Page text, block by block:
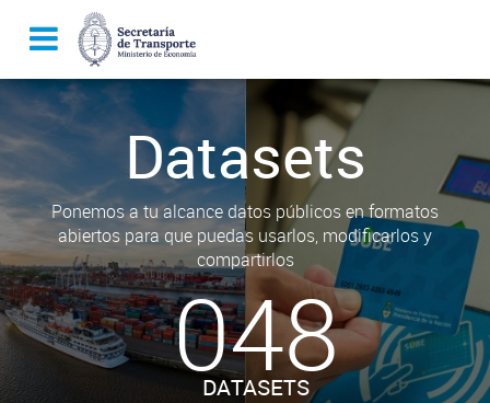
Datasets
Ponemos a tu alcance datos públicos en formatos
abiertos para que puedas usarlos, modificarlos y
compartirlos
048
DATASETS